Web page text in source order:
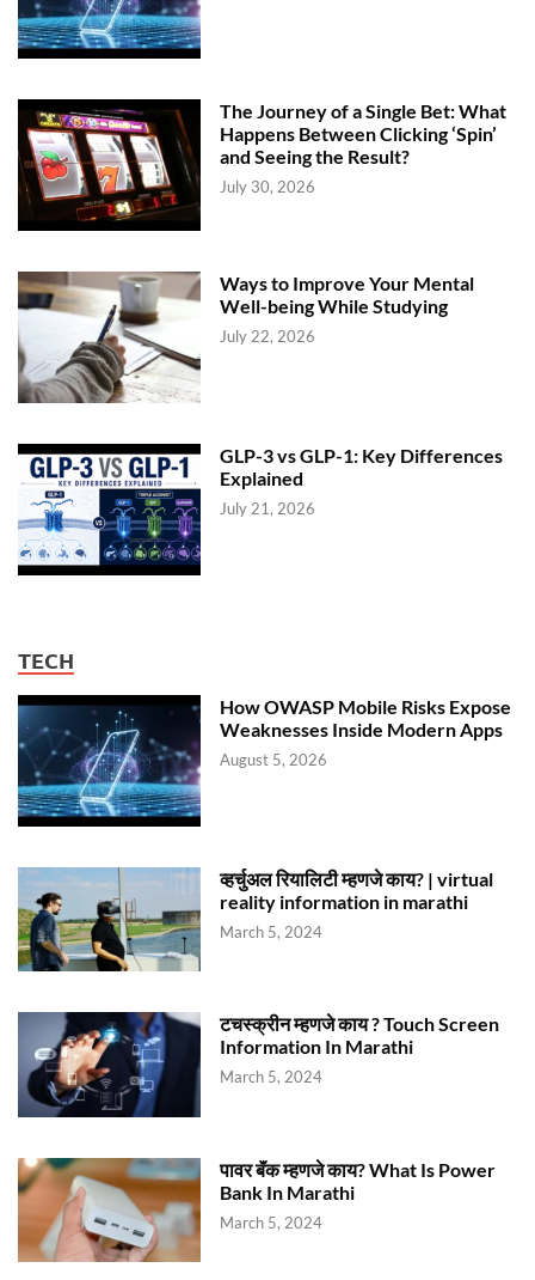
The Journey of a Single Bet: What
Happens Between Clicking ‘Spin’
and Seeing the Result?
July 30, 2026
Ways to Improve Your Mental
Well-being While Studying
July 22, 2026
GLP-3 vs GLP-1: Key Differences
Explained
July 21, 2026
TECH
How OWASP Mobile Risks Expose
Weaknesses Inside Modern Apps
August 5, 2026
व्हर्चुअल रियालिटी म्हणजे काय? | virtual
reality information in marathi
March 5, 2024
टचस्क्रीन म्हणजे काय ? Touch Screen
Information In Marathi
March 5, 2024
पावर बॅंक म्हणजे काय? What Is Power
Bank In Marathi
March 5, 2024